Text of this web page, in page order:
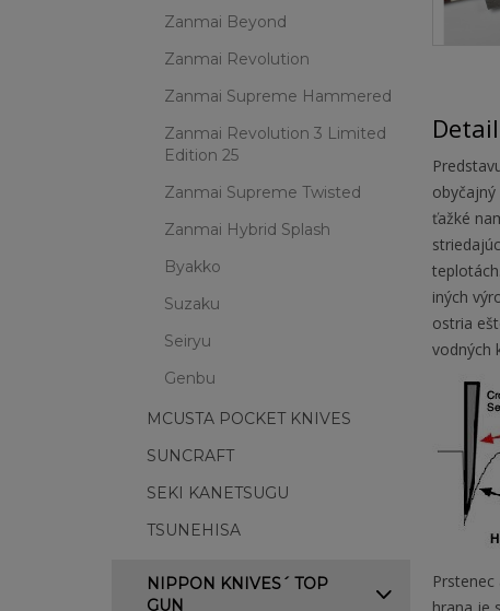
Zanmai Beyond
Zanmai Revolution
Zanmai Supreme Hammered
Zanmai Revolution 3 Limited
Edition 25
Zanmai Supreme Twisted
Zanmai Hybrid Splash
Byakko
Suzaku
Seiryu
Genbu
MCUSTA POCKET KNIVES
SUNCRAFT
SEKI KANETSUGU
TSUNEHISA
NIPPON KNIVES´ TOP
GUN
ťažké
iných
ostria
vodných